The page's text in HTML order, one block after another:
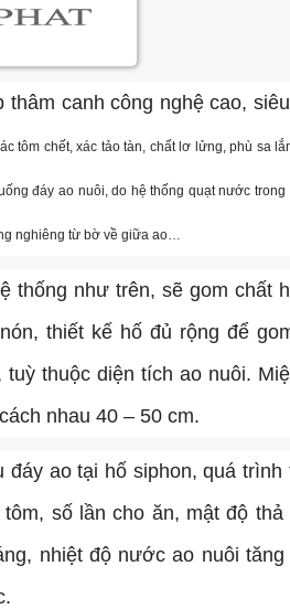
thâm canh công nghệ cao,
tôm chết, xác tảo tàn, chất lơ lửng, phù sa
đáy ao nuôi, do hệ thống quạt nước
nghiêng từ bờ về giữa ao…
thống như trên, sẽ gom chất
thiết kế hố đủ rộng để
thuộc diện tích ao nuôi.
nhau 40 – 50 cm.
ao tại hố siphon, quá
số lần cho ăn, mật độ
nhiệt độ nước ao nuôi